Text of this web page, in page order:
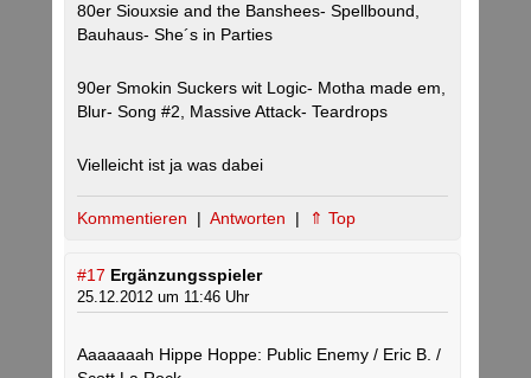
80er Siouxsie and the Banshees- Spellbound,
Bauhaus- She´s in Parties
90er Smokin Suckers wit Logic- Motha made em,
Blur- Song #2, Massive Attack- Teardrops
Vielleicht ist ja was dabei
Kommentieren | Antworten | ⇑ Top
#17 Ergänzungsspieler
25.12.2012 um 11:46 Uhr
Aaaaaaah Hippe Hoppe: Public Enemy / Eric B. /